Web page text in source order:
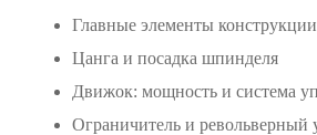
Главные элементы конструкции
Цанга и посадка шпинделя
Движок: мощность и система
Ограничитель и револьверный